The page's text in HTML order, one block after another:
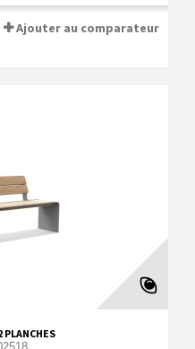
Ajouter au comparateur
PLANCHES